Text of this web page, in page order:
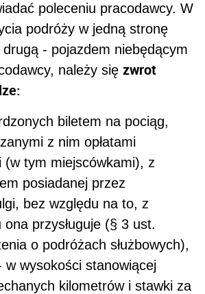
poleceniu pracodawcy. W
podróży w jedną stronę
- pojazdem niebędącym
należy się zwrot
biletem na pociąg,
z nim opłatami
(w tym miejscówkami), z
posiadanej przez
bez względu na to, z
ona przysługuje (§ 3 ust.
o podróżach służbowych),
w wysokości stanowiącej
kilometrów i stawki za